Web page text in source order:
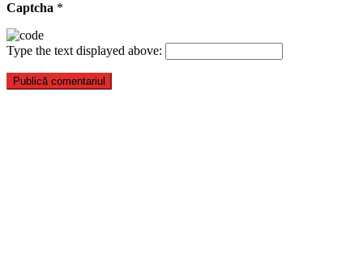
Captcha *
Type the text displayed above: